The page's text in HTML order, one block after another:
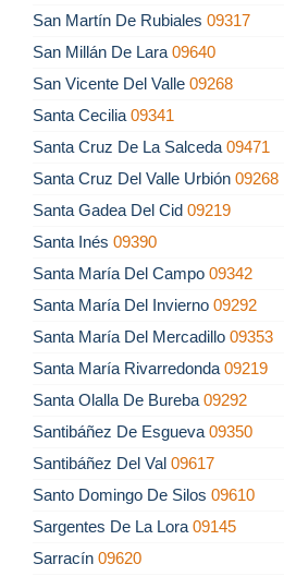
San Martín De Rubiales 09317
San Millán De Lara 09640
San Vicente Del Valle 09268
Santa Cecilia 09341
Santa Cruz De La Salceda 09471
Santa Cruz Del Valle Urbión 09268
Santa Gadea Del Cid 09219
Santa Inés 09390
Santa María Del Campo 09342
Santa María Del Invierno 09292
Santa María Del Mercadillo 09353
Santa María Rivarredonda 09219
Santa Olalla De Bureba 09292
Santibáñez De Esgueva 09350
Santibáñez Del Val 09617
Santo Domingo De Silos 09610
Sargentes De La Lora 09145
Sarracín 09620